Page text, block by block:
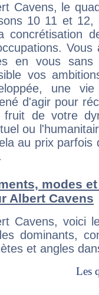
Cavens, le
10 11 et 12,
concrétisation
en vous sans
vos
une
d'agir pour
de votre
ou
au prix parfois
modes
Albert Cavens
Cavens, voici
dominants,
et angles